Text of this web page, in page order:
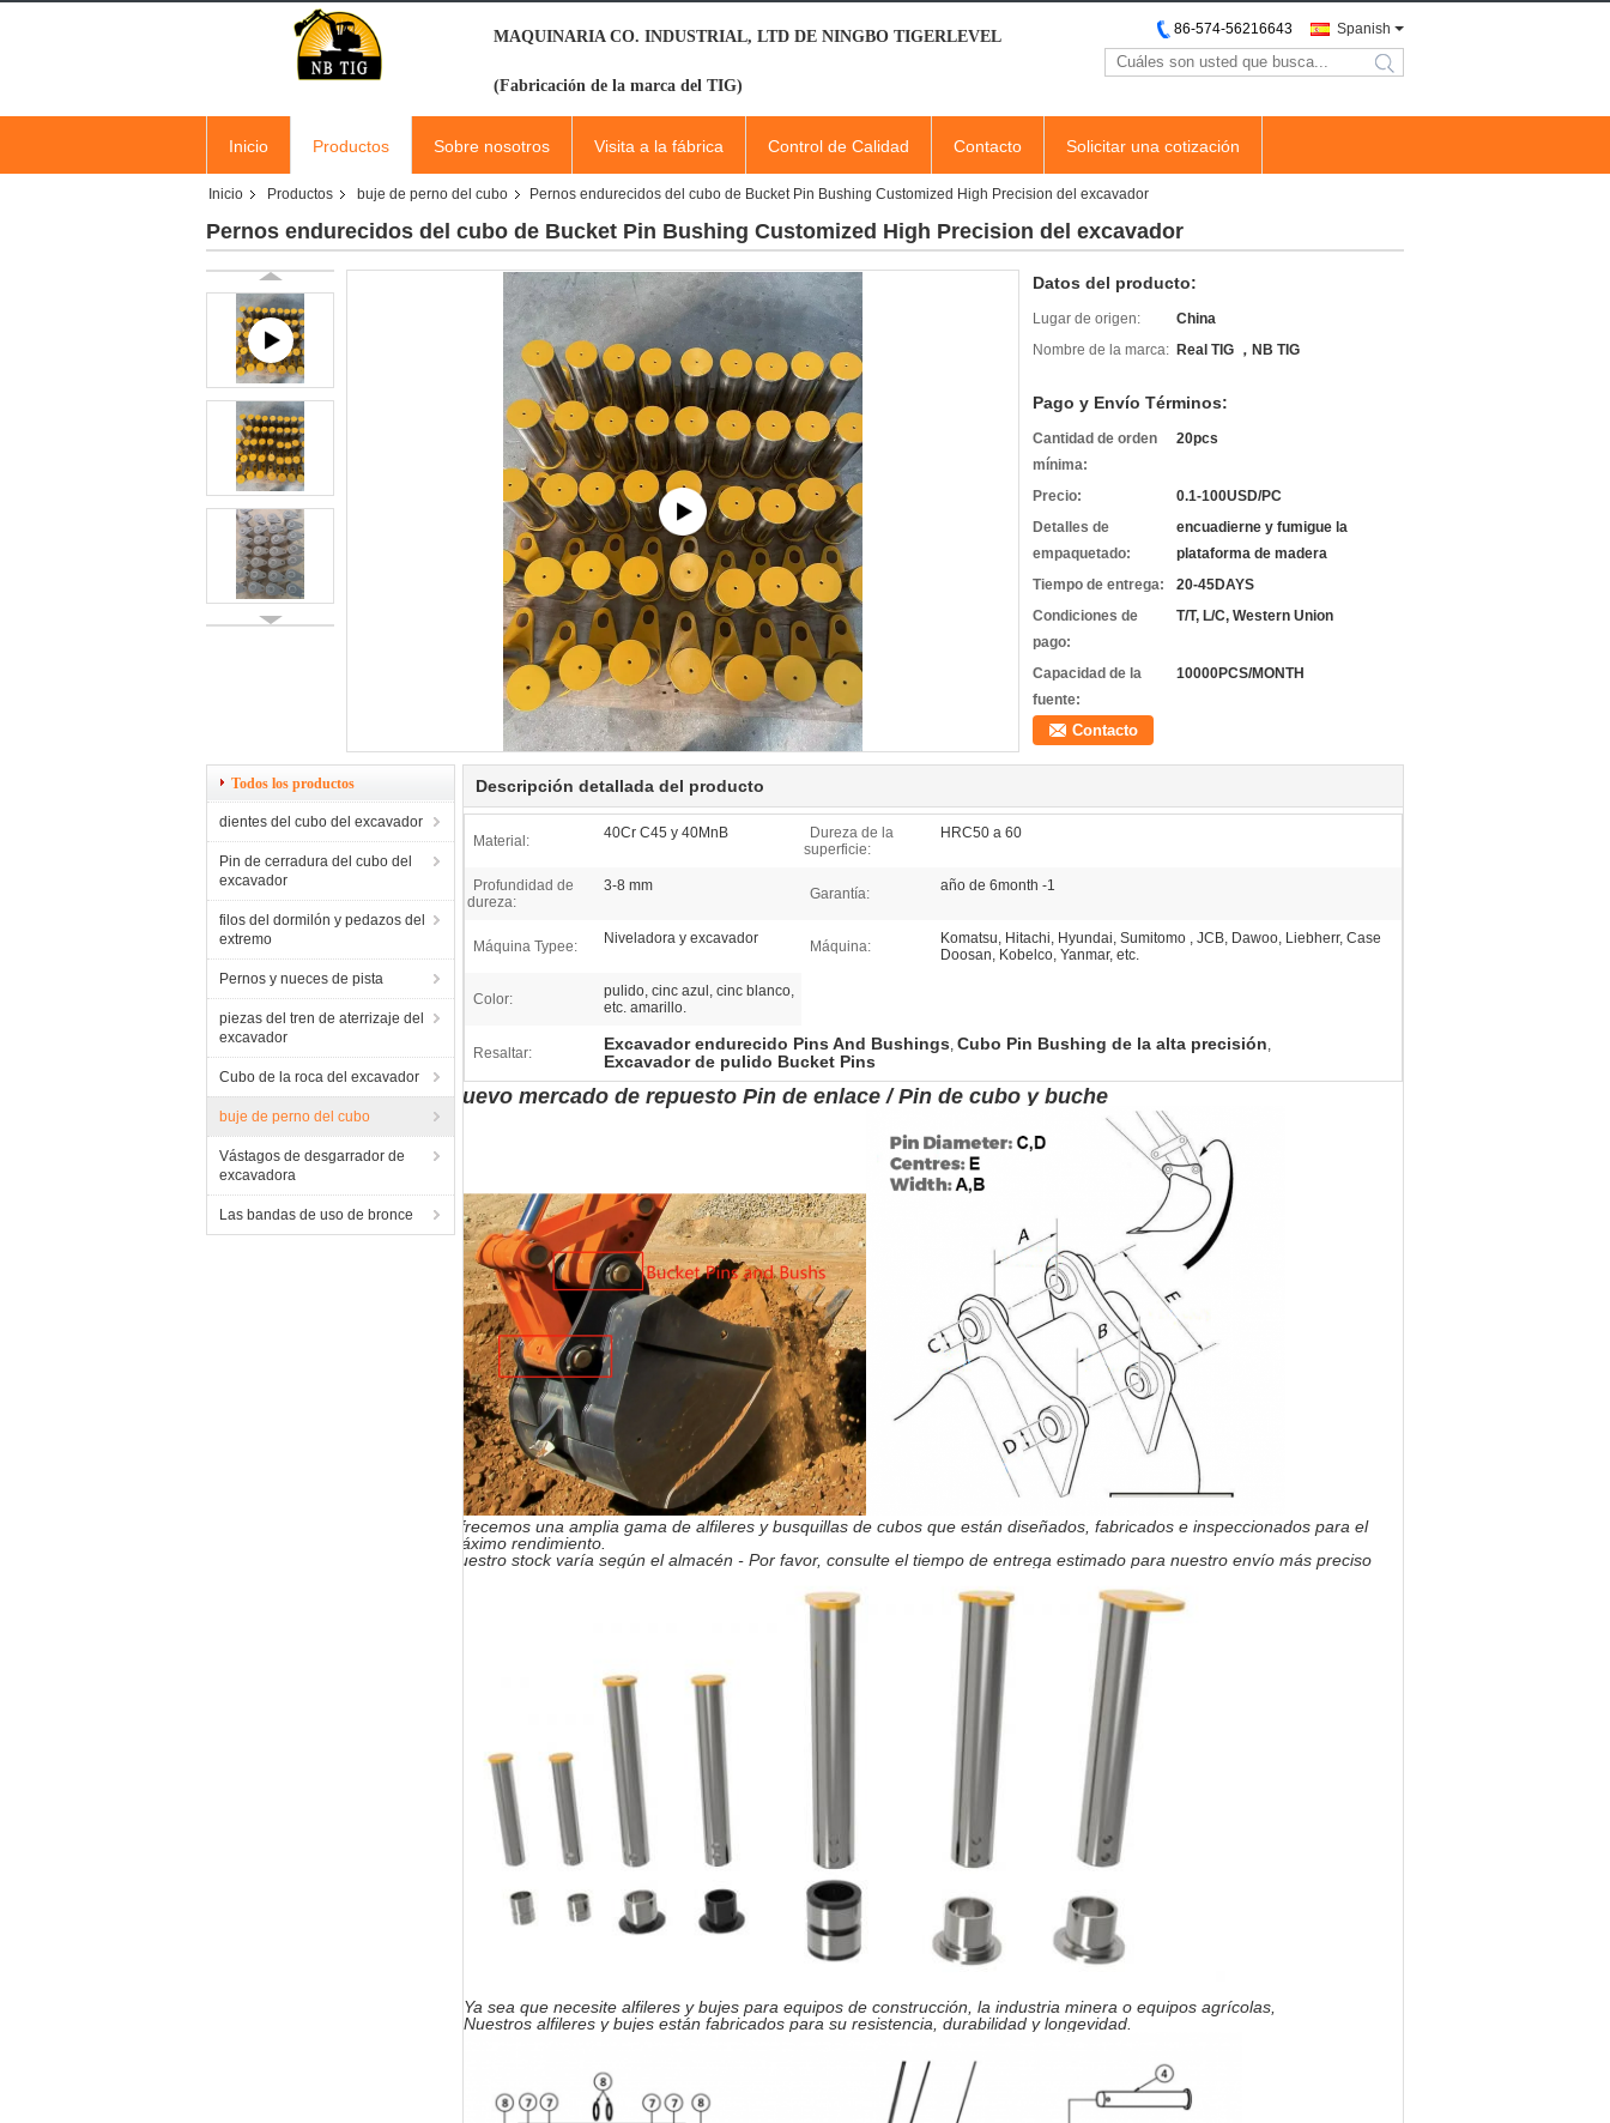
MAQUINARIA CO. INDUSTRIAL, LTD DE NINGBO TIGERLEVEL
(Fabricación de la marca del TIG)
Spanish
86-574-56216643
search
Inicio Productos Sobre nosotros Visita a la fábrica Control de Calidad Contacto Solicitar una cotización
Inicio Productos buje de perno del cubo Pernos endurecidos del cubo de Bucket Pin Bushing Customized High Precision del excavador
Pernos endurecidos del cubo de Bucket Pin Bushing Customized High Precision del excavador
Datos del producto:
Lugar de origen:
China
Nombre de la marca: Real TIG ，NB TIG
Pago y Envío Términos:
Cantidad de orden
mínima:
20pcs
Precio:
0.1-100USD/PC
Detalles de
empaquetado:
encuadierne y fumigue la
plataforma de madera
Tiempo de entrega:
20-45DAYS
Condiciones de
pago:
T/T, L/C, Western Union
Capacidad de la
fuente:
10000PCS/MONTH
Contacto
Todos los productos
dientes del cubo del excavador
Pin de cerradura del cubo del
excavador
filos del dormilón y pedazos del
extremo
Pernos y nueces de pista
piezas del tren de aterrizaje del
excavador
Cubo de la roca del excavador
buje de perno del cubo
Vástagos de desgarrador de
excavadora
Las bandas de uso de bronce
Descripción detallada del producto
Material: 40Cr C45 y 40MnB
Dureza de la
superficie:
HRC50 a 60
Profundidad de
dureza:
3-8 mm Garantía: año de 6month -1
Máquina Typee: Niveladora y excavador Máquina:
Komatsu, Hitachi, Hyundai, Sumitomo , JCB, Dawoo, Liebherr, Case
Doosan, Kobelco, Yanmar, etc.
Color:
pulido, cinc azul, cinc blanco,
etc. amarillo.
Resaltar: Excavador endurecido Pins And Bushings, Cubo Pin Bushing de la alta precisión,
Excavador de pulido Bucket Pins
Nuevo mercado de repuesto Pin de enlace / Pin de cubo y buche
Ofrecemos una amplia gama de alfileres y busquillas de cubos que están diseñados, fabricados e inspeccionados para el
máximo rendimiento.
Nuestro stock varía según el almacén - Por favor, consulte el tiempo de entrega estimado para nuestro envío más preciso
Ya sea que necesite alfileres y bujes para equipos de construcción, la industria minera o equipos agrícolas,
Nuestros alfileres y bujes están fabricados para su resistencia, durabilidad y longevidad.